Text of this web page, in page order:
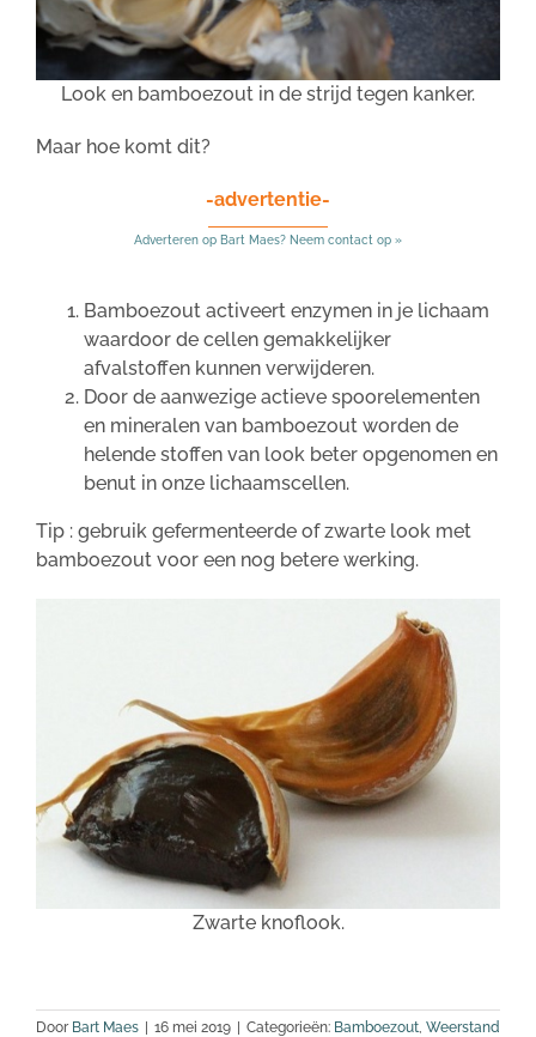
Look en bamboezout in de strijd tegen kanker.
Maar hoe komt dit?
-advertentie-
Adverteren op Bart Maes? Neem contact op »
Bamboezout activeert enzymen in je lichaam
waardoor de cellen gemakkelijker
afvalstoffen kunnen verwijderen.
Door de aanwezige actieve spoorelementen
en mineralen van bamboezout worden de
helende stoffen van look beter opgenomen en
benut in onze lichaamscellen.
Tip : gebruik gefermenteerde of zwarte look met
bamboezout voor een nog betere werking.
Zwarte knoflook.
Door Bart Maes | 16 mei 2019 | Categorieën: Bamboezout Weerstand